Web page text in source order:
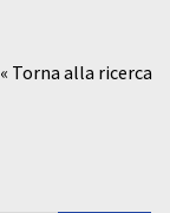
« Torna alla ricerca